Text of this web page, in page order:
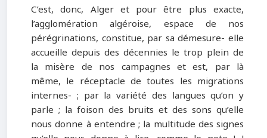
C’est, donc, Alger et pour être plus exacte,
l’agglomération algéroise, espace de nos
pérégrinations, constitue, par sa démesure- elle
accueille depuis des décennies le trop plein de
la misère de nos campagnes et est, par là
même, le réceptacle de toutes les migrations
internes- ; par la variété des langues qu’on y
parle ; la foison des bruits et des sons qu’elle
nous donne à entendre ; la multitude des signes